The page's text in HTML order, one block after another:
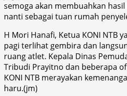
semoga akan membuahkan
nanti sebagai tuan rumah
H Mori Hanafi, Ketua KONI NTB
pagi terlihat gembira dan
ruang atlet. Kepala Dinas
Tribudi Prayitno dan beberapa
KONI NTB merayakan
haru.(jm)